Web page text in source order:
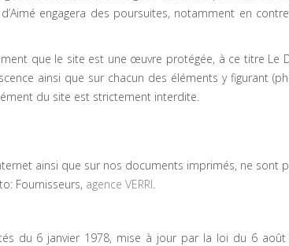
engagera des poursuites, notamment en
que le site est une œuvre protégée, à ce titre Le
ainsi que sur chacun des éléments y figurant
du site est strictement interdite.
ainsi que sur nos documents imprimés, ne
Fournisseurs, agence VERRI.
du 6 janvier 1978, mise à jour par la loi du 6 août